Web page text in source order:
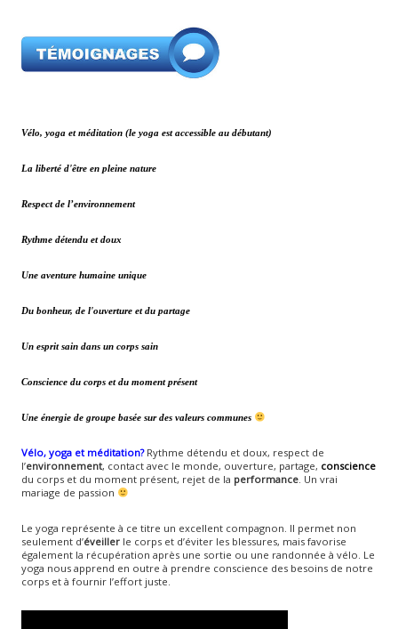
Vélo, yoga et méditation (le yoga est accessible au débutant)
La liberté d'être en pleine nature
Respect de l’environnement
Rythme détendu et doux
Une aventure humaine unique
Du bonheur, de l'ouverture et du partage
Un esprit sain dans un corps sain
Conscience du corps et du moment présent
Une énergie de groupe basée sur des valeurs communes
Vélo, yoga et méditation?Rythme détendu et doux, respect de
l’environnement, contact avec le monde, ouverture, partage, conscience
du corps et du moment présent, rejet de la performance. Un vrai
mariage de passion
Le yoga représente à ce titre un excellent compagnon. Il permet non
seulement d’éveillerle corps et d’éviter les blessures, mais favorise
également la récupération après une sortie ou une randonnée à vélo. Le
yoga nous apprend en outre à prendre conscience des besoins de notre
corps et à fournir l’effort juste.